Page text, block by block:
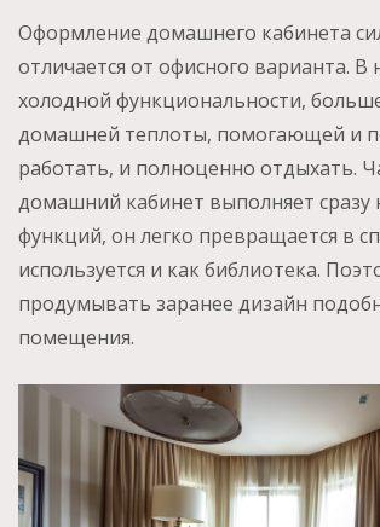
Оформление домашнего кабинета
отличается от офисного варианта.
холодной функциональности,
домашней теплоты, помогающей и
работать, и полноценно отдыхать.
домашний кабинет выполняет сразу
функций, он легко превращается в
используется и как библиотека.
продумывать заранее дизайн
помещения.